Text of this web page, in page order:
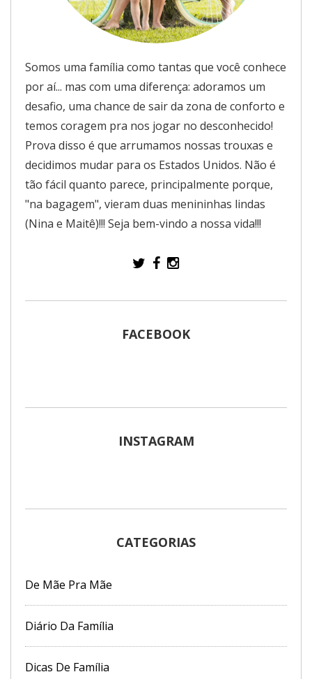
Somos uma família como tantas que você conhece
por aí... mas com uma diferença: adoramos um
desafio, uma chance de sair da zona de conforto e
temos coragem pra nos jogar no desconhecido!
Prova disso é que arrumamos nossas trouxas e
decidimos mudar para os Estados Unidos. Não é
tão fácil quanto parece, principalmente porque,
"na bagagem", vieram duas menininhas lindas
(Nina e Maitê)!!! Seja bem-vindo a nossa vida!!!
FACEBOOK
INSTAGRAM
CATEGORIAS
De Mãe Pra Mãe
Diário Da Família
Dicas De Família